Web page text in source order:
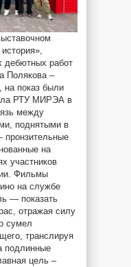
дебютных работ
Полякова –
на показ были
РТУ МИРЭА в
между
поднятыми в
на
участников
Фильмы
на службе
— показать
отражая силу
сумел
транслируя
подлинные
цель –